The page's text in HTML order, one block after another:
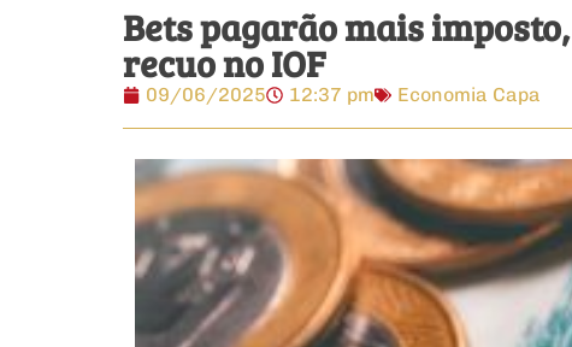
Bets pagarão mais
recuo no IOF
09/06/2025 12:37 pm Economia Capa